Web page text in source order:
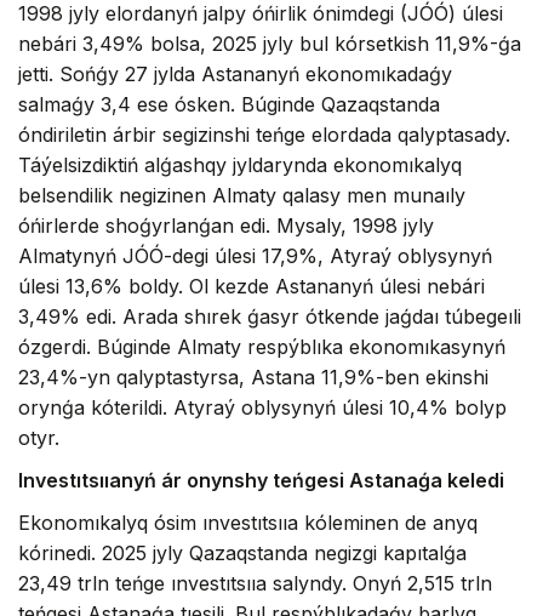
1998 jyly elordanyń jalpy óńirlik ónimdegi (JÓÓ) úlesi
nebári 3,49% bolsa, 2025 jyly bul kórsetkish 11,9%-ǵa
jetti. Sońǵy 27 jylda Astananyń ekonomıkadaǵy
salmaǵy 3,4 ese ósken. Búginde Qazaqstanda
óndiriletin árbir segizinshi teńge elordada qalyptasady.
Táýelsizdiktiń alǵashqy jyldarynda ekonomıkalyq
belsendilik negizinen Almaty qalasy men munaıly
óńirlerde shoǵyrlanǵan edi. Mysaly, 1998 jyly
Almatynyń JÓÓ-degi úlesi 17,9%, Atyraý oblysynyń
úlesi 13,6% boldy. Ol kezde Astananyń úlesi nebári
3,49% edi. Arada shırek ǵasyr ótkende jaǵdaı túbegeıli
ózgerdi. Búginde Almaty respýblıka ekonomıkasynyń
23,4%-yn qalyptastyrsa, Astana 11,9%-ben ekinshi
orynǵa kóterildi. Atyraý oblysynyń úlesi 10,4% bolyp
otyr.
Investıtsııanyń ár onynshy teńgesi Astanaǵa keledi
Ekonomıkalyq ósim ınvestıtsııa kóleminen de anyq
kórinedi. 2025 jyly Qazaqstanda negizgi kapıtalǵa
23,49 trln teńge ınvestıtsııa salyndy. Onyń 2,515 trln